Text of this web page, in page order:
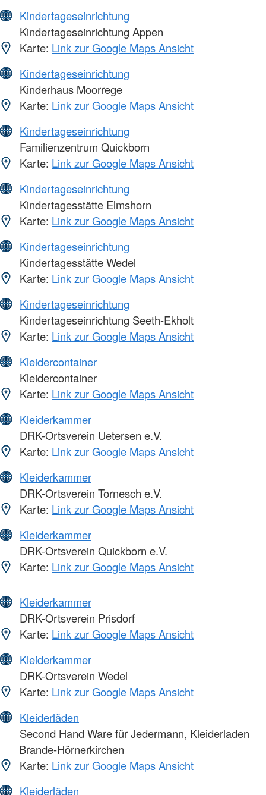
Kindertageseinrichtung
Kindertageseinrichtung Appen
Karte: Link zur Google Maps Ansicht
Kindertageseinrichtung
Kinderhaus Moorrege
Karte: Link zur Google Maps Ansicht
Kindertageseinrichtung
Familienzentrum Quickborn
Karte: Link zur Google Maps Ansicht
Kindertageseinrichtung
Kindertagesstätte Elmshorn
Karte: Link zur Google Maps Ansicht
Kindertageseinrichtung
Kindertagesstätte Wedel
Karte: Link zur Google Maps Ansicht
Kindertageseinrichtung
Kindertageseinrichtung Seeth-Ekholt
Karte: Link zur Google Maps Ansicht
Kleidercontainer
Kleidercontainer
Karte: Link zur Google Maps Ansicht
Kleiderkammer
DRK-Ortsverein Uetersen e.V.
Karte: Link zur Google Maps Ansicht
Kleiderkammer
DRK-Ortsverein Tornesch e.V.
Karte: Link zur Google Maps Ansicht
Kleiderkammer
DRK-Ortsverein Quickborn e.V.
Karte: Link zur Google Maps Ansicht
Kleiderkammer
DRK-Ortsverein Prisdorf
Karte: Link zur Google Maps Ansicht
Kleiderkammer
DRK-Ortsverein Wedel
Karte: Link zur Google Maps Ansicht
Kleiderläden
Second Hand Ware für Jedermann, Kleiderladen
Brande-Hörnerkirchen
Karte: Link zur Google Maps Ansicht
Kleiderläden